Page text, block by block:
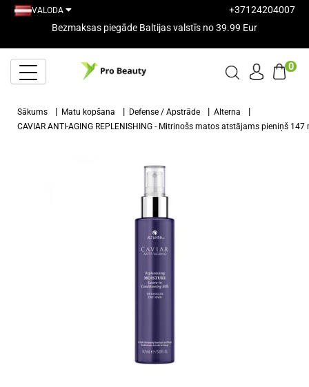
VALODA
+37124204007
Bezmaksas piegāde Baltijas valstīs no 39.99 Eur
0
Sākums Matu kopšana Defense / Apstrāde
Alterna
CAVIAR ANTI-AGING REPLENISHING - Mitrinošs matos atstājams pieniņš 147